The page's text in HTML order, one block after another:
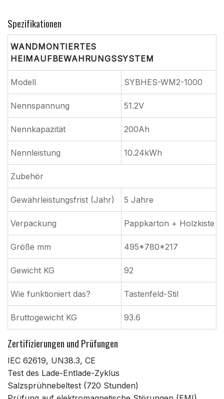
Spezifikationen
WANDMONTIERTES
HEIMAUFBEWAHRUNGSSYSTEM
Modell SYBHES-WM2-1000
Nennspannung 51.2V
Nennkapazität 200Ah
Nennleistung 10.24kWh
Zubehör
Gewährleistungsfrist (Jahr) 5 Jahre
Verpackung Pappkarton + Holzkiste
Größe mm 495*780*217
Gewicht KG 92
Wie funktioniert das? Tastenfeld-Stil
Bruttogewicht KG 93.6
Zertifizierungen und Prüfungen
IEC 62619, UN38.3, CE
Test des Lade-Entlade-Zyklus
Salzsprühnebeltest (720 Stunden)